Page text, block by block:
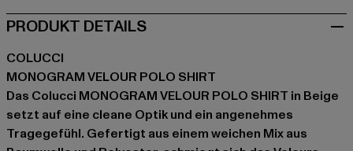
PRODUKT DETAILS
COLUCCI
MONOGRAM VELOUR POLO SHIRT
Das Colucci MONOGRAM VELOUR POLO SHIRT in Beige
setzt auf eine cleane Optik und ein angenehmes
Tragegefühl. Gefertigt aus einem weichen Mix aus